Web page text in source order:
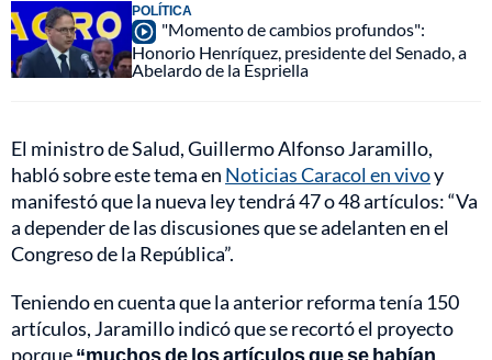
POLÍTICA
"Momento de cambios profundos":
Honorio Henríquez, presidente del Senado, a
Abelardo de la Espriella
El ministro de Salud, Guillermo Alfonso Jaramillo,
habló sobre este tema en Noticias Caracol en vivoy
manifestó que la nueva ley tendrá 47 o 48 artículos: “Va
a depender de las discusiones que se adelanten en el
Congreso de la República”.
Teniendo en cuenta que la anterior reforma tenía 150
artículos, Jaramillo indicó que se recortó el proyecto
porque“muchos de los artículos que se habían